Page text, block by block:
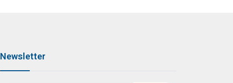
Newsletter